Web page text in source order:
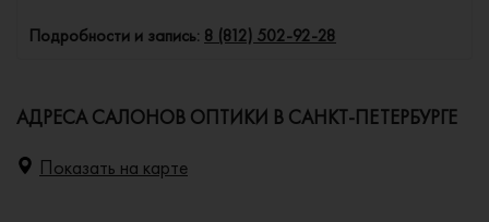
Подробности и запись: 8 (812) 502-92-28
АДРЕСА САЛОНОВ ОПТИКИ В САНКТ-ПЕТЕРБУРГЕ
Показать на карте